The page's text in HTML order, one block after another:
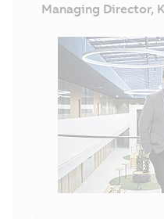
Managing Director,